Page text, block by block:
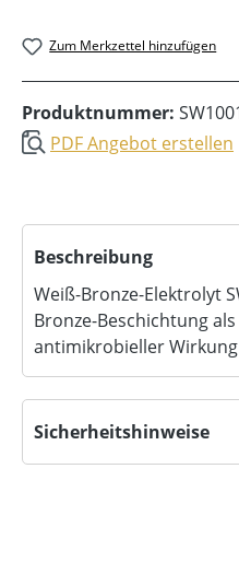
Zum Merkzettel hinzufügen
Produktnummer:
PDF Angebot erstellen
Beschreibung
Weiß-Bronze-Elektrolyt
Bronze-Beschichtung
antimikrobieller
Sicherheitshinweise